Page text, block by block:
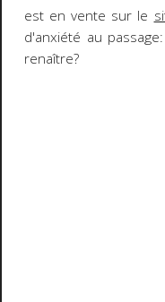
est en vente sur le
d'anxiété au
renaître?